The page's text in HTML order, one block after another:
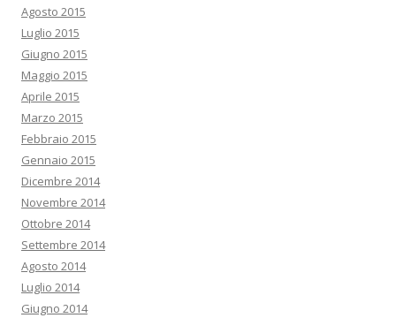
Agosto 2015
Luglio 2015
Giugno 2015
Maggio 2015
Aprile 2015
Marzo 2015
Febbraio 2015
Gennaio 2015
Dicembre 2014
Novembre 2014
Ottobre 2014
Settembre 2014
Agosto 2014
Luglio 2014
Giugno 2014